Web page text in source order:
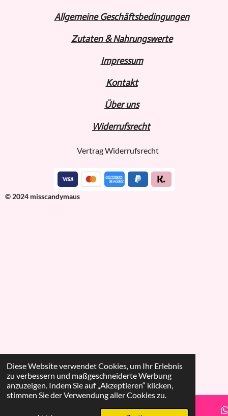
Diese Website verwendet Cookies, um Ihr Erlebnis
zu verbessern und maßgeschneiderte Werbung
anzuzeigen. Indem Sie auf „Akzeptieren“ klicken,
stimmen Sie der Verwendung aller Cookies zu.
Allgemeine Geschäftsbedingungen
Zutaten & Nahrungswerte
Impressum
Kontakt
Über uns
Widerrufsrecht
Vertrag Widerrufsrecht
© 2024 misscandymaus